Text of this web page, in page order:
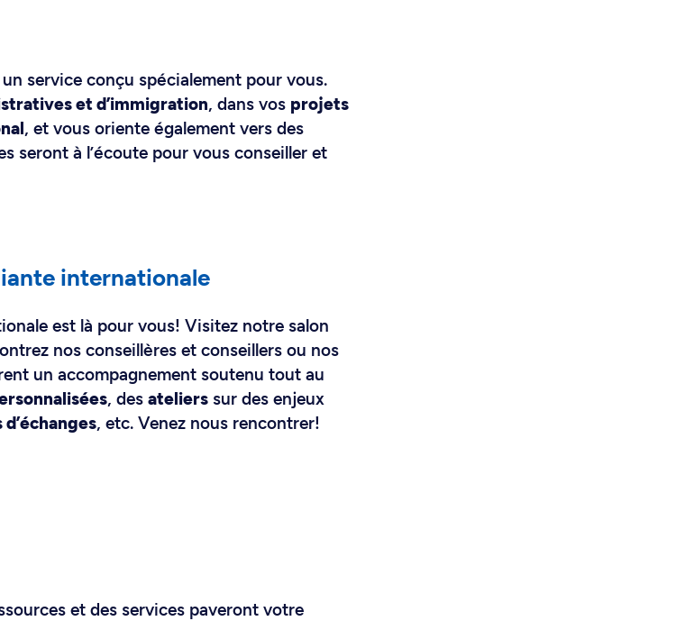
service conçu spécialement pour vous.
et d’immigration, dans vos projets
, et vous oriente également vers des
seront à l’écoute pour vous conseiller et
internationale
est là pour vous! Visitez notre salon
nos conseillères et conseillers ou nos
un accompagnement soutenu tout au
, des ateliers sur des enjeux
, etc. Venez nous rencontrer!
et des services paveront votre